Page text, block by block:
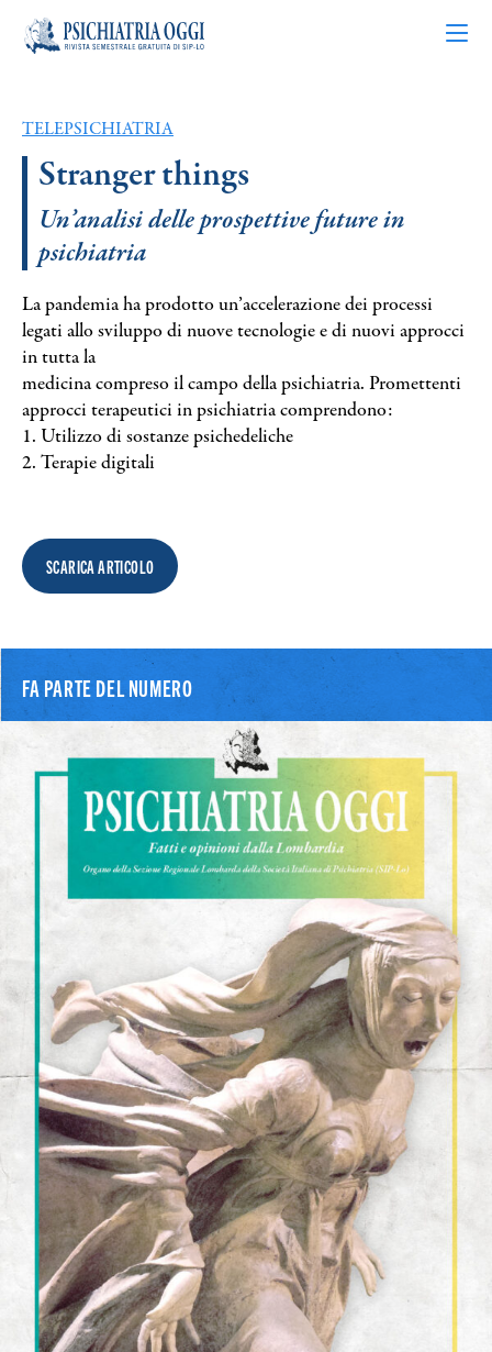
Articoli
Riviste
Bacheca
Chi siamo
Contatti
TELEPSICHIATRIA
Stranger things
Un’analisi delle prospettive future in
psichiatria
La pandemia ha prodotto un’accelerazione dei processi
legati allo sviluppo di nuove tecnologie e di nuovi approcci
in tutta la
medicina compreso il campo della psichiatria. Promettenti
approcci terapeutici in psichiatria comprendono:
1. Utilizzo di sostanze psichedeliche
2. Terapie digitali
SCARICA ARTICOLO
FA PARTE DEL NUMERO